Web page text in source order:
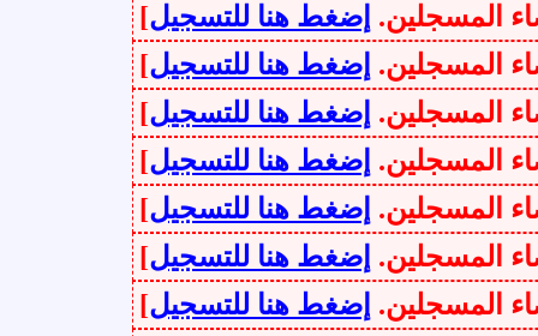
إضغط هنا للتسجيل]
إضغط هنا للتسجيل]
إضغط هنا للتسجيل]
إضغط هنا للتسجيل]
إضغط هنا للتسجيل]
إضغط هنا للتسجيل]
إضغط هنا للتسجيل]